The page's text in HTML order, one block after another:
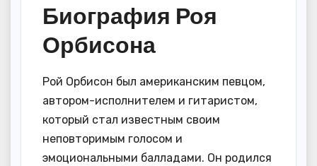
Биография Роя
Орбисона
Рой Орбисон был американским певцом,
автором-исполнителем и гитаристом,
который стал известным своим
неповторимым голосом и
эмоциональными балладами. Он родился